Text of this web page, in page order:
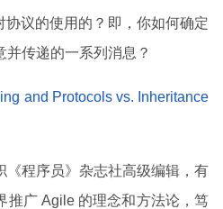
议的使用的？即，你如何确定
传递的一系列消息？
and Protocols vs. Inheritance
《程序员》杂志社高级编辑，有
推广 Agile 的理念和方法论，笃